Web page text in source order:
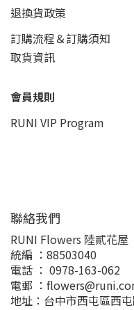
退換貨政策
訂購流程＆訂購須知
取貨資訊
會員規則
RUNI VIP Program
聯絡我們
RUNI Flowers 陸貳花屋
統編 ：88503040
電話 ： 0978-163-062
電郵 ：
地址：台中市西屯區西